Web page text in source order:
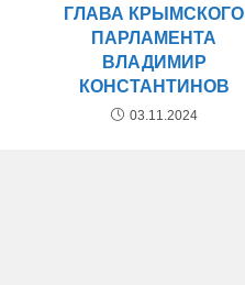
ГЛАВА КРЫМСКОГО
ПАРЛАМЕНТА
ВЛАДИМИР
КОНСТАНТИНОВ
03.11.2024